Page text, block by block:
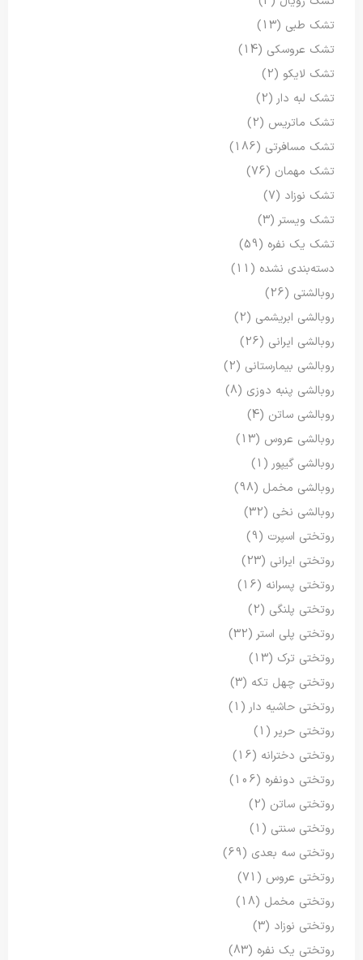
تشک طبی (13)
تشک عروسکی (14)
تشک لایکو (2)
تشک لبه دار (2)
تشک ماتریس (2)
تشک مسافرتی (186)
تشک مهمان (76)
تشک نوزاد (7)
تشک ویستر (3)
تشک یک نفره (59)
دسته‌بندی نشده (11)
روبالشتی (26)
روبالشی ابریشمی (2)
روبالشی ایرانی (26)
روبالشی بیمارستانی (2)
روبالشی پنبه دوزی (8)
روبالشی ساتن (4)
روبالشی عروس (13)
روبالشی گیپور (1)
روبالشی مخمل (98)
روبالشی نخی (32)
روتختی اسپرت (9)
روتختی ایرانی (23)
روتختی پسرانه (16)
روتختی پلنگی (2)
روتختی پلی استر (32)
روتختی ترک (13)
روتختی چهل تکه (3)
روتختی حاشیه دار (1)
روتختی حریر (1)
روتختی دخترانه (16)
روتختی دونفره (106)
روتختی ساتن (2)
روتختی سنتی (1)
روتختی سه بعدی (69)
روتختی عروس (71)
روتختی مخمل (18)
روتختی نوزاد (3)
روتختی یک نفره (83)